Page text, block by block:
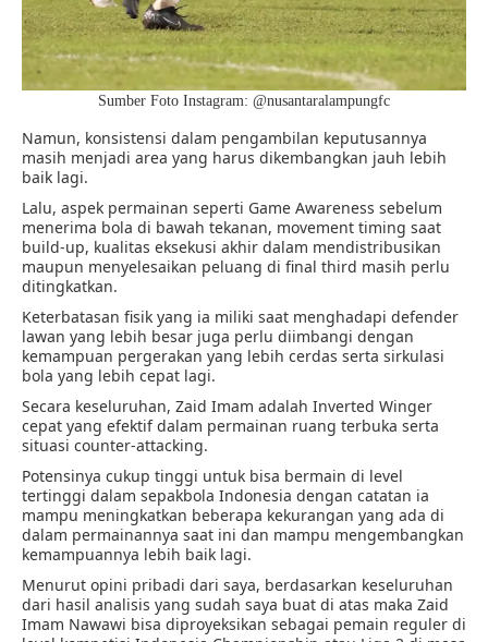
Sumber Foto Instagram: @nusantaralampungfc
Namun, konsistensi dalam pengambilan keputusannya
masih menjadi area yang harus dikembangkan jauh lebih
baik lagi.
Lalu, aspek permainan seperti Game Awareness sebelum
menerima bola di bawah tekanan, movement timing saat
build-up, kualitas eksekusi akhir dalam mendistribusikan
maupun menyelesaikan peluang di final third masih perlu
ditingkatkan.
Keterbatasan fisik yang ia miliki saat menghadapi defender
lawan yang lebih besar juga perlu diimbangi dengan
kemampuan pergerakan yang lebih cerdas serta sirkulasi
bola yang lebih cepat lagi.
Secara keseluruhan, Zaid Imam adalah Inverted Winger
cepat yang efektif dalam permainan ruang terbuka serta
situasi counter-attacking.
Potensinya cukup tinggi untuk bisa bermain di level
tertinggi dalam sepakbola Indonesia dengan catatan ia
mampu meningkatkan beberapa kekurangan yang ada di
dalam permainannya saat ini dan mampu mengembangkan
kemampuannya lebih baik lagi.
Menurut opini pribadi dari saya, berdasarkan keseluruhan
dari hasil analisis yang sudah saya buat di atas maka Zaid
Imam Nawawi bisa diproyeksikan sebagai pemain reguler di